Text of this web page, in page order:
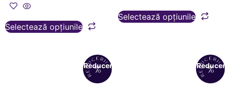
Selectează opțiunile
Selectează opțiunile
Reduceri!